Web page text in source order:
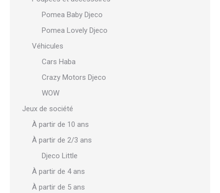
Pomea Baby Djeco
Pomea Lovely Djeco
Véhicules
Cars Haba
Crazy Motors Djeco
WOW
Jeux de société
À partir de 10 ans
À partir de 2/3 ans
Djeco Little
À partir de 4 ans
À partir de 5 ans